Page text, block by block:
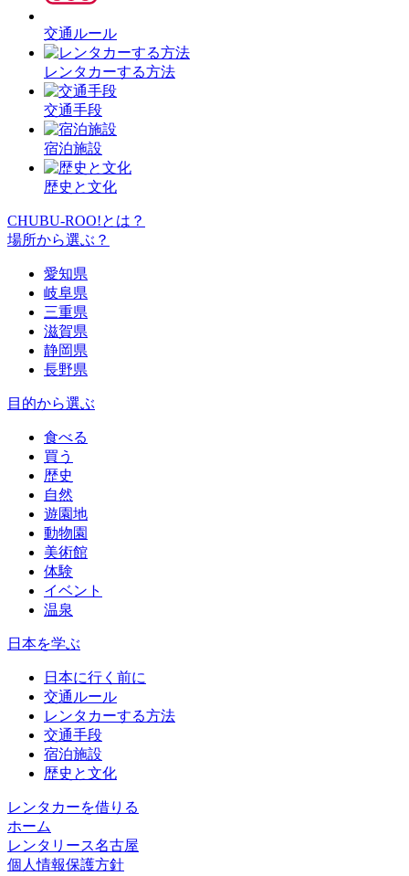
交通ルール
レンタカーする方法
交通手段
宿泊施設
歴史と文化
CHUBU-ROO!とは？
場所から選ぶ？
愛知県
岐阜県
三重県
滋賀県
静岡県
長野県
目的から選ぶ
食べる
買う
歴史
自然
遊園地
動物園
美術館
体験
イベント
温泉
日本を学ぶ
日本に行く前に
交通ルール
レンタカーする方法
交通手段
宿泊施設
歴史と文化
レンタカーを借りる
ホーム
レンタリース名古屋
個人情報保護方針